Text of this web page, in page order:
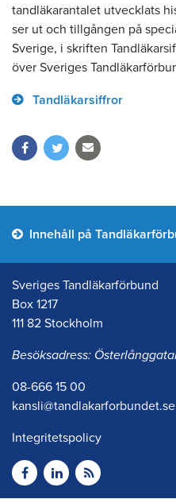
tandläkarantalet utvecklats
ser ut och tillgången på
Sverige, i skriften
över Sveriges
Tandläkarsiffror
Innehåll på
Sveriges Tandläkarförbund
Box 1217
111 82 Stockholm
Besöksadress:
08-666 15 00
kansli@tandlakarforbundet.se
Integritetspolicy